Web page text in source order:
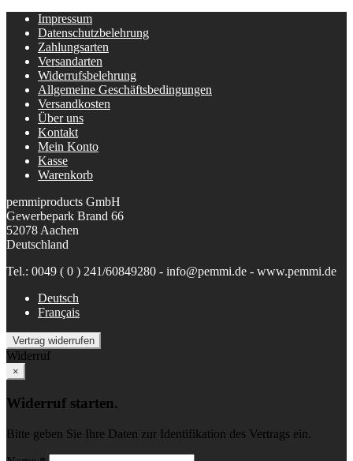
Impressum
Datenschutzbelehrung
Zahlungsarten
Versandarten
Widerrufsbelehrung
Allgemeine Geschäftsbedingungen
Versandkosten
Über uns
Kontakt
Mein Konto
Kasse
Warenkorb
pemmiproducts GmbH
Gewerbepark Brand 66
52078 Aachen
Deutschland
Tel.: 0049 ( 0 ) 241/60849280 - info@pemmi.de - www.pemmi.de
Deutsch
Français
Vertrag widerrufen
Widerruf
×
Widerruf starten.
Bitte geben Sie Ihre Daten zur Identifikation des Vertrags ein.